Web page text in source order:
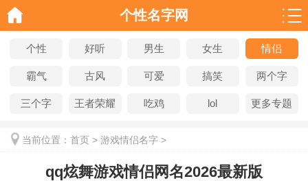
个性名字网
个性 好听 男生 女生 情侣
霸气 古风 可爱 搞笑 两个字
三个字 王者荣耀 吃鸡 lol 更多专题
当前位置： 首页 > 游戏情侣名字 >
qq炫舞游戏情侣网名2026最新版